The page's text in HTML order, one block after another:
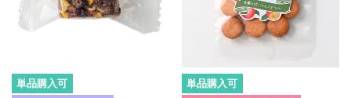
単品購入可
単品購入可